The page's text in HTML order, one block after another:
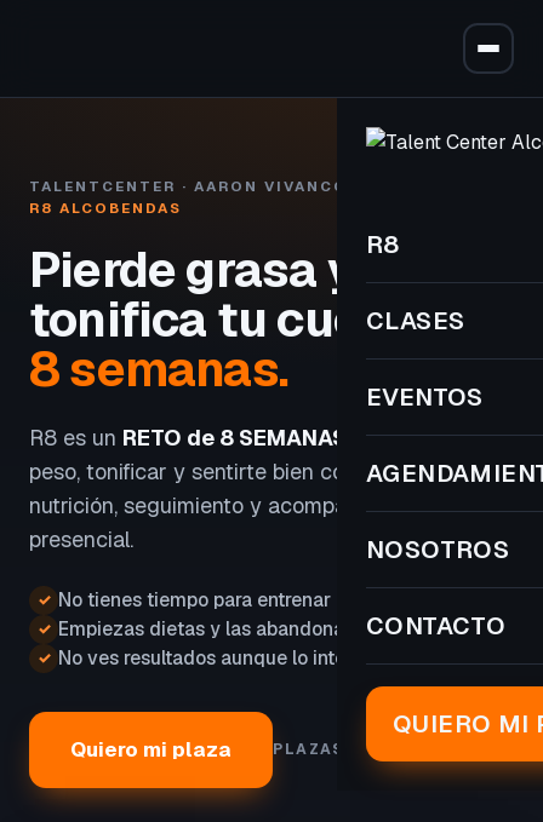
R8
CLASES
EVENTOS
NOSOTROS
CONTACTO
QUIERO MI
TALENTCENTER · AARON VIVANCOS
R8 ALCOBENDAS
Pierde grasa y
tonifica tu cuerpoen
8 semanas.
R8 es un RETO de 8 SEMANAS
para perder
peso, tonificar y sentirte bien con entrenamiento,
nutrición, seguimiento y acompañamiento
presencial.
✓ No tienes tiempo para entrenar
✓ Empiezas dietas y las abandonas
✓ No ves resultados aunque lo intentas
Quiero mi plaza PLAZAS LIMITADAS